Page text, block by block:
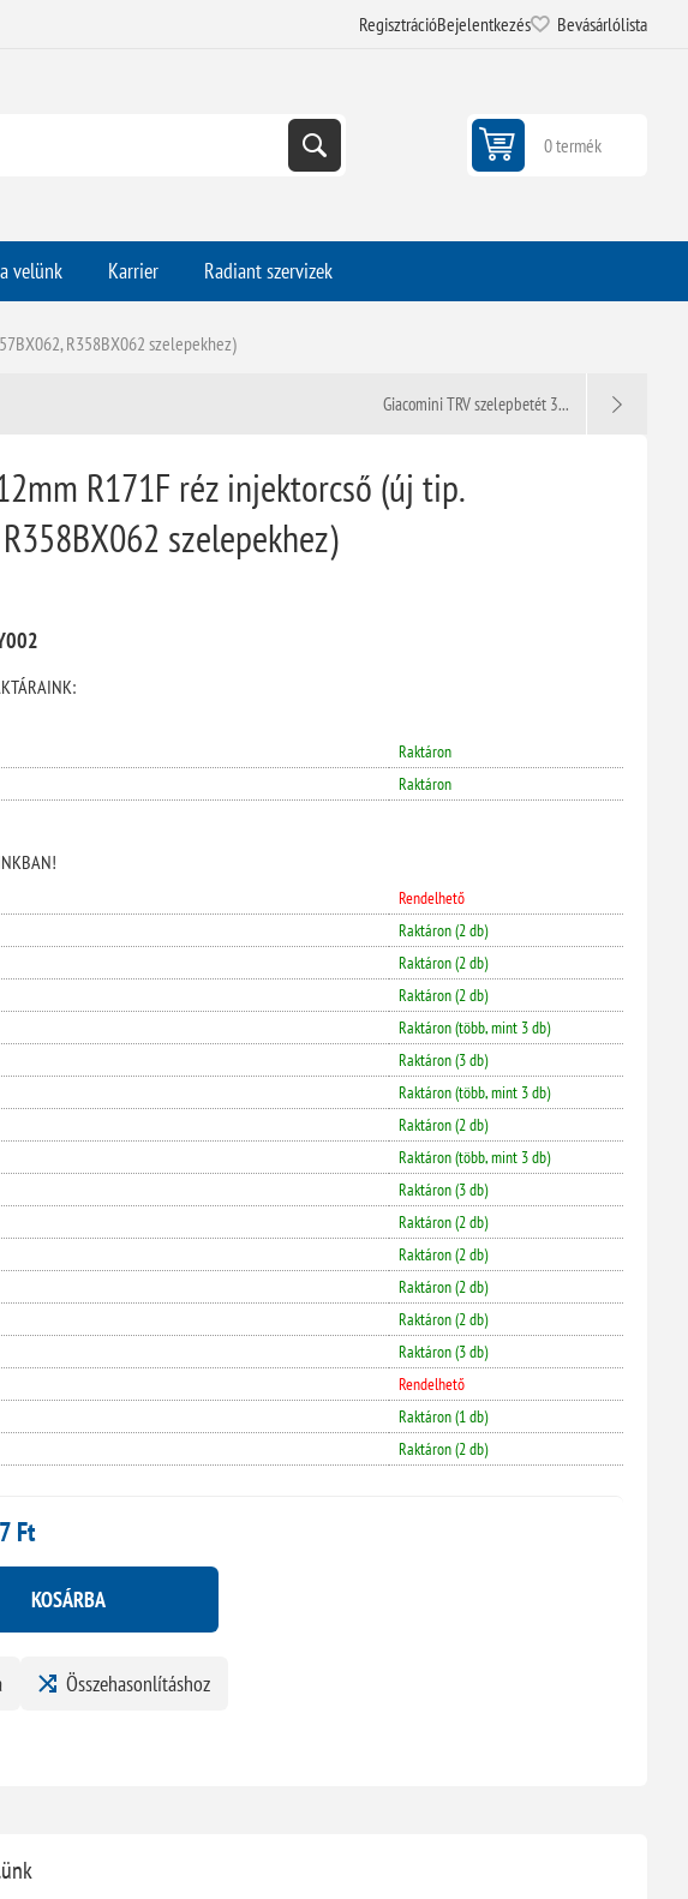
RegisztrációBejelentkezés Bevásárlólista
0 termék
velünk Karrier Radiant szervizek
R358BX062 szelepekhez)
Giacomini TRV szelepbetét 3...
R171F réz injektorcső (új tip.
szelepekhez)
Raktáron
Raktáron
Rendelhető
Raktáron (2 db)
Raktáron (2 db)
Raktáron (2 db)
Raktáron (több, mint 3 db)
Raktáron (3 db)
Raktáron (több, mint 3 db)
Raktáron (2 db)
Raktáron (több, mint 3 db)
Raktáron (3 db)
Raktáron (2 db)
Raktáron (2 db)
Raktáron (2 db)
Raktáron (2 db)
Raktáron (3 db)
Rendelhető
Raktáron (1 db)
Raktáron (2 db)
Ft
KOSÁRBA
Összehasonlításhoz